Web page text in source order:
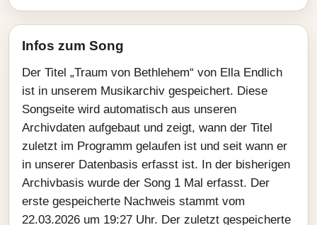
Infos zum Song
Der Titel „Traum von Bethlehem“ von Ella Endlich
ist in unserem Musikarchiv gespeichert. Diese
Songseite wird automatisch aus unseren
Archivdaten aufgebaut und zeigt, wann der Titel
zuletzt im Programm gelaufen ist und seit wann er
in unserer Datenbasis erfasst ist. In der bisherigen
Archivbasis wurde der Song 1 Mal erfasst. Der
erste gespeicherte Nachweis stammt vom
22.03.2026 um 19:27 Uhr. Der zuletzt gespeicherte